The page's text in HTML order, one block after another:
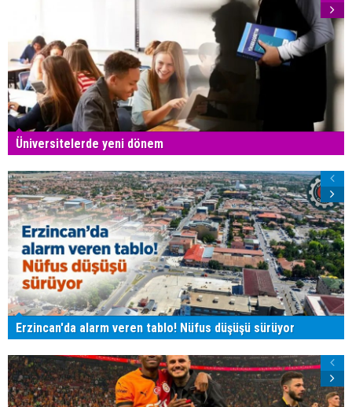
Üniversitelerde yeni dönem
Erzincan'da alarm veren tablo! Nüfus düşüşü sürüyor